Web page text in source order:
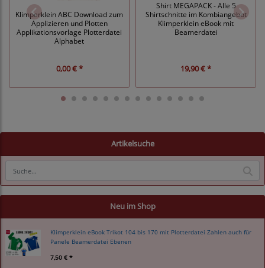
Klimperklein ABC Download zum
Applizieren und Plotten
Applikationsvorlage Plotterdatei
Alphabet
0,00 € *
Shirt MEGAPACK - Alle 5
Shirtschnitte im Kombiangebot
Klimperklein eBook mit
Beamerdatei
19,90 € *
Artikelsuche
Neu im Shop
Klimperklein eBook Trikot 104 bis 170 mit Plotterdatei Zahlen auch für
Panele Beamerdatei Ebenen
7,50 € *